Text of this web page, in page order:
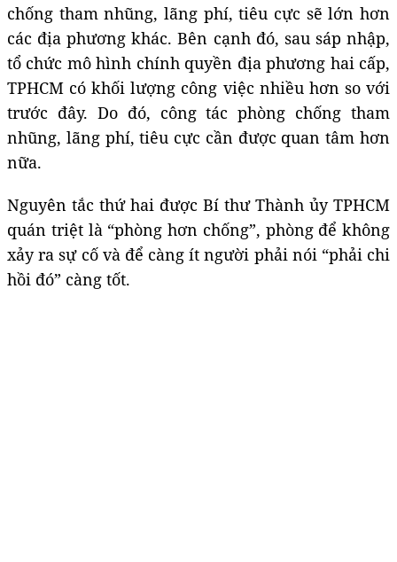
chống tham nhũng, lãng phí, tiêu cực sẽ lớn hơn
các địa phương khác. Bên cạnh đó, sau sáp nhập,
tổ chức mô hình chính quyền địa phương hai cấp,
TPHCM có khối lượng công việc nhiều hơn so với
trước đây. Do đó, công tác phòng chống tham
nhũng, lãng phí, tiêu cực cần được quan tâm hơn
nữa.
Nguyên tắc thứ hai được Bí thư Thành ủy TPHCM
quán triệt là “phòng hơn chống”, phòng để không
xảy ra sự cố và để càng ít người phải nói “phải chi
hồi đó” càng tốt.